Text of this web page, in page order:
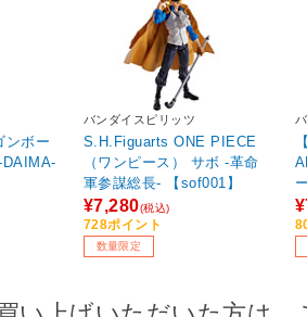
ンボー
DAIMA-
バンダイスピリッツ
S.H.Figuarts ONE PIECE
（ワンピース） サボ ‐革命
軍参謀総長- 【sof001】
¥7,280(税込)
728ポイント
数量限定
1